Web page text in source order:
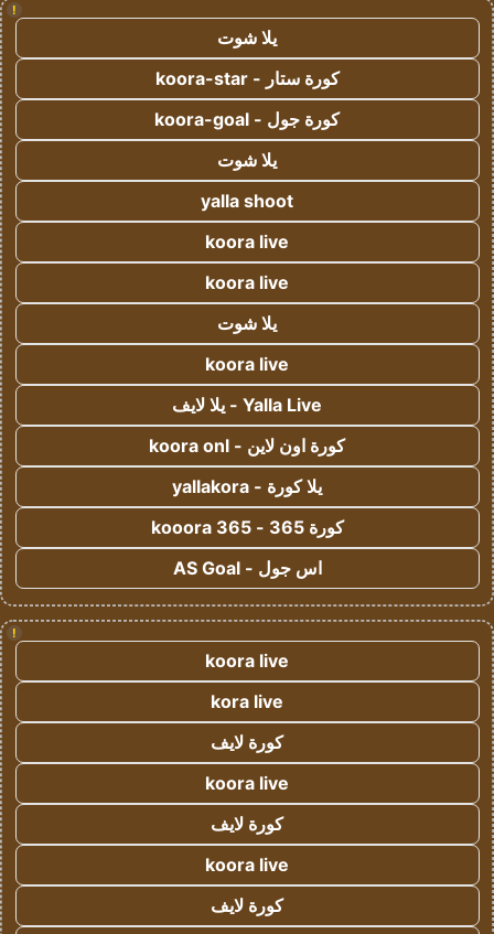
!
يلا شوت
كورة ستار - koora-star
كورة جول - koora-goal
يلا شوت
yalla shoot
koora live
koora live
يلا شوت
koora live
Yalla Live - يلا لايف
كورة اون لاين - koora onl
يلا كورة - yallakora
كورة 365 - kooora 365
اس جول - AS Goal
!
koora live
kora live
كورة لايف
koora live
كورة لايف
koora live
كورة لايف